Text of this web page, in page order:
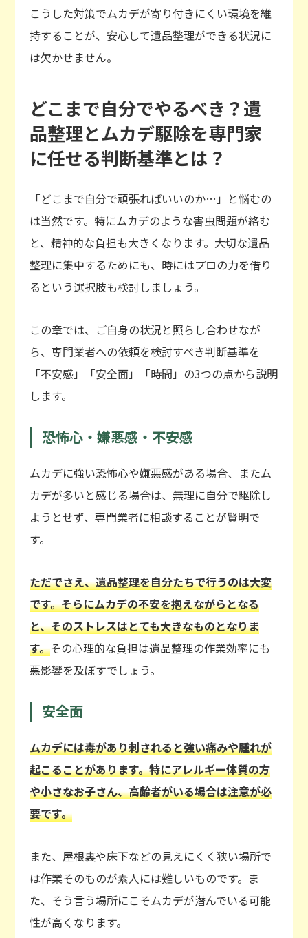
こうした対策でムカデが寄り付きにくい環境を維
持することが、安心して遺品整理ができる状況に
は欠かせません。
どこまで自分でやるべき？遺
品整理とムカデ駆除を専門家
に任せる判断基準とは？
「どこまで自分で頑張ればいいのか…」と悩むの
は当然です。特にムカデのような害虫問題が絡む
と、精神的な負担も大きくなります。大切な遺品
整理に集中するためにも、時にはプロの力を借り
るという選択肢も検討しましょう。
この章では、ご自身の状況と照らし合わせなが
ら、専門業者への依頼を検討すべき判断基準を
「不安感」「安全面」「時間」の3つの点から説明
します。
恐怖心・嫌悪感・不安感
ムカデに強い恐怖心や嫌悪感がある場合、またム
カデが多いと感じる場合は、無理に自分で駆除し
ようとせず、専門業者に相談することが賢明で
す。
ただでさえ、遺品整理を自分たちで行うのは大変
です。そらにムカデの不安を抱えながらとなる
と、そのストレスはとても大きなものとなりま
す。その心理的な負担は遺品整理の作業効率にも
悪影響を及ぼすでしょう。
安全面
ムカデには毒があり刺されると強い痛みや腫れが
起こることがあります。特にアレルギー体質の方
や小さなお子さん、高齢者がいる場合は注意が必
要です。
また、屋根裏や床下などの見えにくく狭い場所で
は作業そのものが素人には難しいものです。ま
た、そう言う場所にこそムカデが潜んでいる可能
性が高くなります。